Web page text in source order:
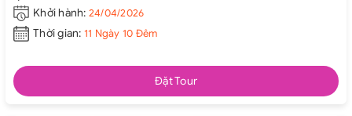
Khởi hành: 24/04/2026
Thời gian: 11 Ngày 10 Đêm
Đặt Tour